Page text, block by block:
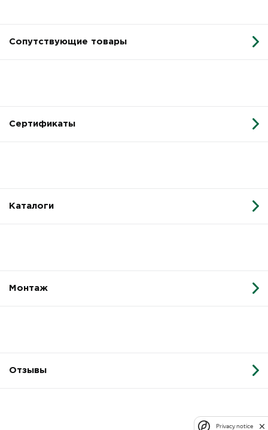
Сопутствующие товары
Сертификаты
Каталоги
Монтаж
Отзывы
Privacy notice